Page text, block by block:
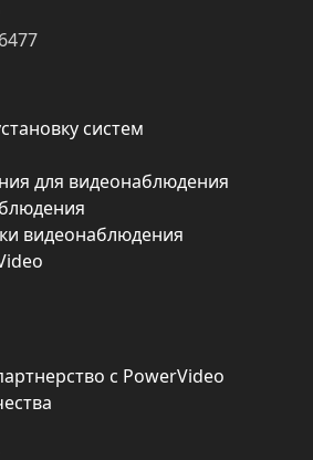
систем
для видеонаблюдения
видеонаблюдения
с PowerVideo